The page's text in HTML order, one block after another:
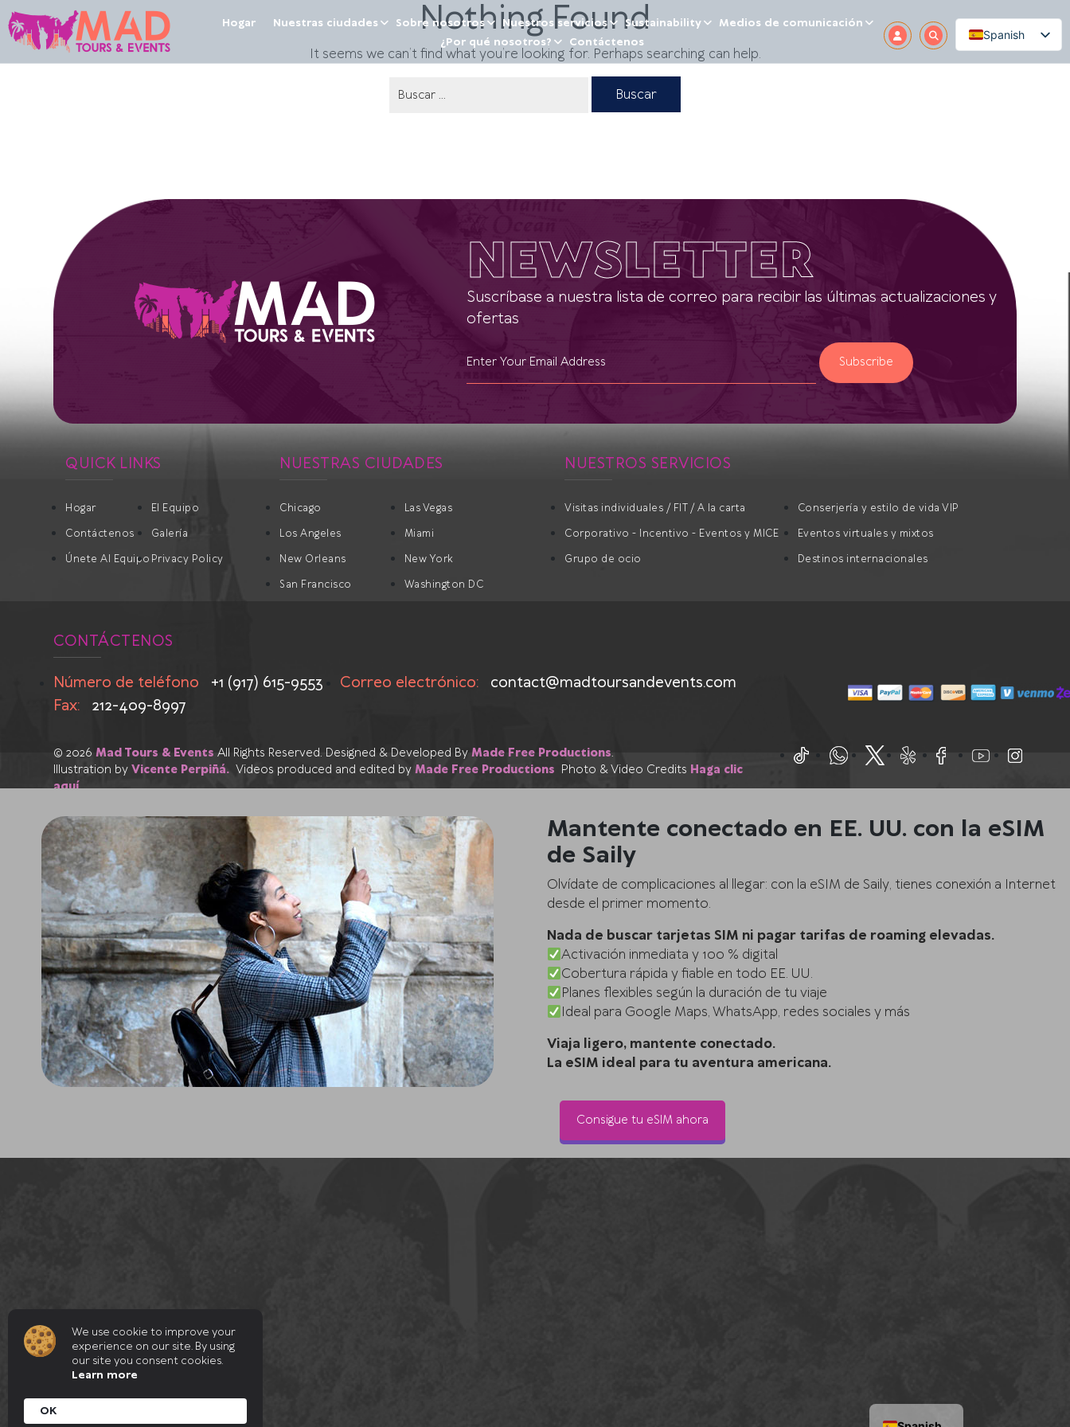
Hogar Nuestras ciudades Sobre nosotros Nuestros servicios Sustainability
Medios de comunicación
¿Por qué nosotros?
Contáctenos
Spanish
Nothing Found
It seems we can’t find what you’re looking for. Perhaps searching can help.
NEWSLETTER
Suscríbase a nuestra lista de correo para recibir las últimas actualizaciones y
ofertas
Subscribe
QUICK LINKS
Hogar
El Equipo
Contáctenos
Galería
Únete Al Equipo Privacy Policy
NUESTRAS CIUDADES
Chicago
Las Vegas
Los Angeles
Miami
New Orleans
New York
San Francisco
Washington DC
NUESTROS SERVICIOS
Visitas individuales / FIT / A la carta
Conserjería y estilo de vida VIP
Corporativo - Incentivo - Eventos y MICE
Eventos virtuales y mixtos
Grupo de ocio
Destinos internacionales
We use cookie to improve your
experience on our site. By using
our site you consent cookies.
Learn more
OK
CONTÁCTENOS
Número de teléfono
+1 (917) 615-9553
Fax:
212-409-8997
Correo electrónico: contact@madtoursandevents.com
© 2026 Mad Tours & Events All Rights Reserved. Designed & Developed By Made Free Productions.
Illustration by Vicente Perpiñá. Videos produced and edited by Made Free Productions Photo & Video Credits Haga clic
aquí
Mantente conectado en EE. UU. con la eSIM
de Saily
Olvídate de complicaciones al llegar: con la eSIM de Saily, tienes conexión a Internet
desde el primer momento.
Nada de buscar tarjetas SIM ni pagar tarifas de roaming elevadas.
Activación inmediata y 100 % digital
Cobertura rápida y fiable en todo EE. UU.
Planes flexibles según la duración de tu viaje
Ideal para Google Maps, WhatsApp, redes sociales y más
Viaja ligero, mantente conectado.
La eSIM ideal para tu aventura americana.
Consigue tu eSIM ahora